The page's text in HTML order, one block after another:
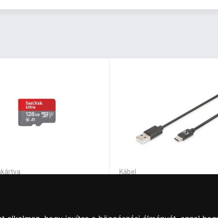
Kábel